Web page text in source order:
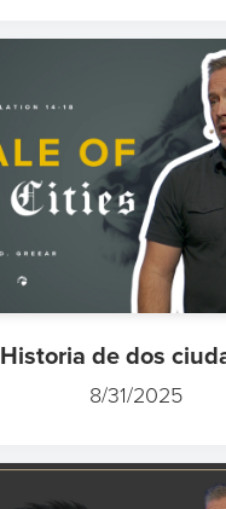
Historia de dos
8/31/2025